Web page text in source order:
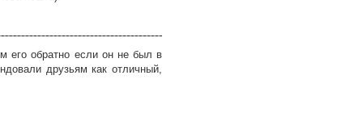
его обратно если он не был в
друзьям как отличный,